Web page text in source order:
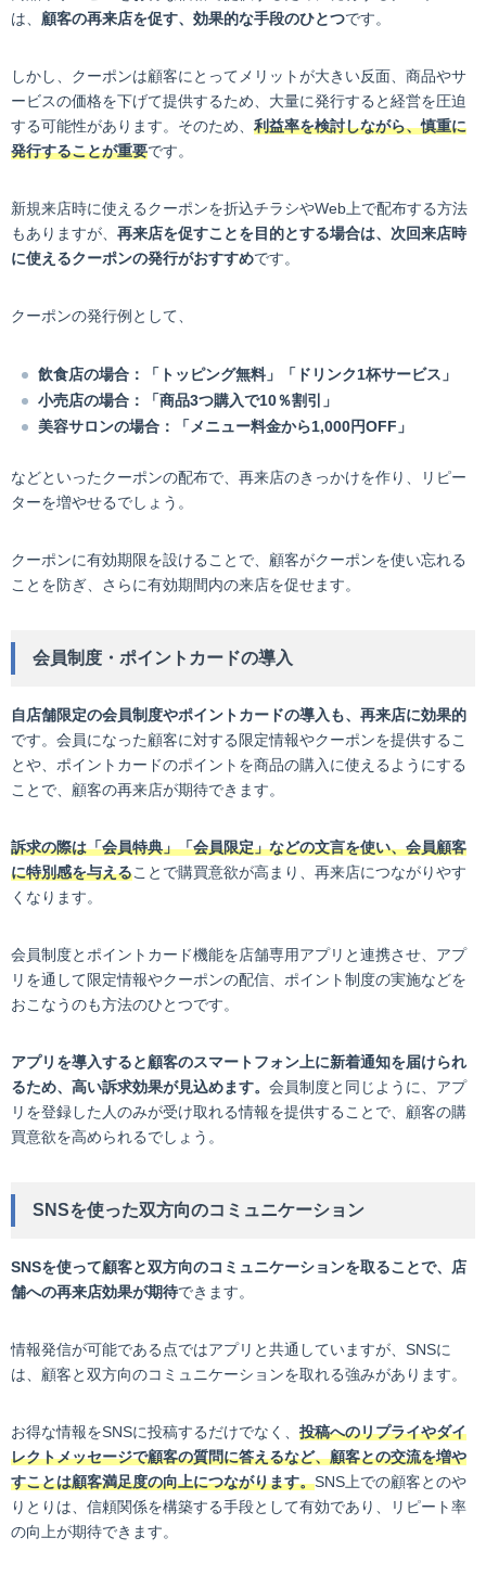
は、 顧客の再来店を促す、効果的な手段のひとつです。
しかし、クーポンは顧客にとってメリットが大きい反面、商品やサ
ービスの価格を下げて提供するため、大量に発行すると経営を圧迫
する可能性があります。そのため、 利益率を検討しながら、慎重に
発行することが重要です。
新規来店時に使えるクーポンを折込チラシやWeb上で配布する方法
もありますが、 再来店を促すことを目的とする場合は、次回来店時
に使えるクーポンの発行がおすすめです。
クーポンの発行例として、
飲食店の場合：「トッピング無料」「ドリンク1杯サービス」
小売店の場合：「商品3つ購入で10％割引」
美容サロンの場合：「メニュー料金から1,000円OFF」
などといったクーポンの配布で、再来店のきっかけを作り、リピー
ターを増やせるでしょう。
クーポンに有効期限を設けることで、顧客がクーポンを使い忘れる
ことを防ぎ、さらに有効期間内の来店を促せます。
会員制度・ポイントカードの導入
自店舗限定の会員制度やポイントカードの導入も、再来店に効果的
です。会員になった顧客に対する限定情報やクーポンを提供するこ
とや、ポイントカードのポイントを商品の購入に使えるようにする
ことで、顧客の再来店が期待できます。
訴求の際は「会員特典」「会員限定」などの文言を使い、会員顧客
に特別感を与えることで購買意欲が高まり、再来店につながりやす
くなります。
会員制度とポイントカード機能を店舗専用アプリと連携させ、アプ
リを通して限定情報やクーポンの配信、ポイント制度の実施などを
おこなうのも方法のひとつです。
アプリを導入すると顧客のスマートフォン上に新着通知を届けられ
るため、高い訴求効果が見込めます。 会員制度と同じように、アプ
リを登録した人のみが受け取れる情報を提供することで、顧客の購
買意欲を高められるでしょう。
SNSを使った双方向のコミュニケーション
SNSを使って顧客と双方向のコミュニケーションを取ることで、店
舗への再来店効果が期待できます。
情報発信が可能である点ではアプリと共通していますが、SNSに
は、顧客と双方向のコミュニケーションを取れる強みがあります。
お得な情報をSNSに投稿するだけでなく、 投稿へのリプライやダイ
レクトメッセージで顧客の質問に答えるなど、顧客との交流を増や
すことは顧客満足度の向上につながります。SNS上での顧客とのや
りとりは、信頼関係を構築する手段として有効であり、リピート率
の向上が期待できます。